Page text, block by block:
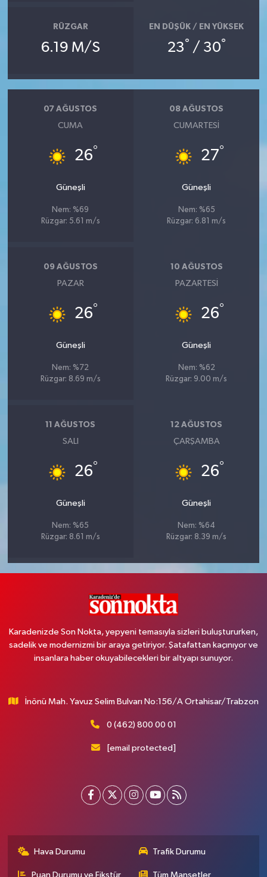
RÜZGAR
6.19 M/S
EN DÜŞÜK / EN YÜKSEK
23° / 30°
07 AĞUSTOS
CUMA
26°
Güneşli
Nem: %69
Rüzgar: 5.61 m/s
08 AĞUSTOS
CUMARTESI
27°
Güneşli
Nem: %65
Rüzgar: 6.81 m/s
09 AĞUSTOS
PAZAR
26°
Güneşli
Nem: %72
Rüzgar: 8.69 m/s
10 AĞUSTOS
PAZARTESI
26°
Güneşli
Nem: %62
Rüzgar: 9.00 m/s
11 AĞUSTOS
SALI
26°
Güneşli
Nem: %65
Rüzgar: 8.61 m/s
12 AĞUSTOS
ÇARŞAMBA
26°
Güneşli
Nem: %64
Rüzgar: 8.39 m/s
Karadenizde Son Nokta, yepyeni temasıyla sizleri buluştururken,
sadelik ve modernizmi bir araya getiriyor. Şatafattan kaçınıyor ve
insanlara haber okuyabilecekleri bir altyapı sunuyor.
İnönü Mah. Yavuz Selim Bulvarı No:156/A Ortahisar/Trabzon
0 (462) 800 00 01
[email protected]
Hava Durumu Trafik Durumu
Puan Durumu ve Fikstür Tüm Manşetler